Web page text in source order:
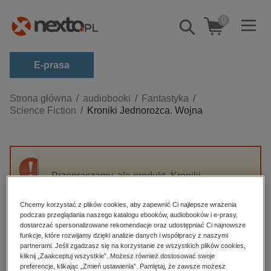
Pokaż/schowaj
wyszukiwarkę
0
E-prasa
Kategorie
Zobacz wszystkie E-prasa
budownictwo, aranżacja wnętrz
darmowe wydania
edukacja
hobby, sport, rozrywka
komputery, internet, technologie, informatyka
Strona główna audiobooki
Fantastyka
Science Fiction
Kroniki Jednorożca. Wojna
Przepraszamy, ale produkt „Kroniki
High-contrast mode
Polecane
Chcemy korzystać z plików cookies, aby zapewnić Ci najlepsze wrażenia
podczas przeglądania naszego katalogu ebooków, audiobooków i e-prasy,
dostarczać spersonalizowane rekomendacje oraz udostępniać Ci najnowsze
funkcje, które rozwijamy dzięki analizie danych i współpracy z naszymi
partnerami. Jeśli zgadzasz się na korzystanie ze wszystkich plików cookies,
kliknij „Zaakceptuj wszystkie”. Możesz również dostosować swoje
preferencje, klikając „Zmień ustawienia”. Pamiętaj, że zawsze możesz